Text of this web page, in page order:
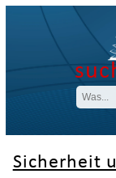
Sicherheit